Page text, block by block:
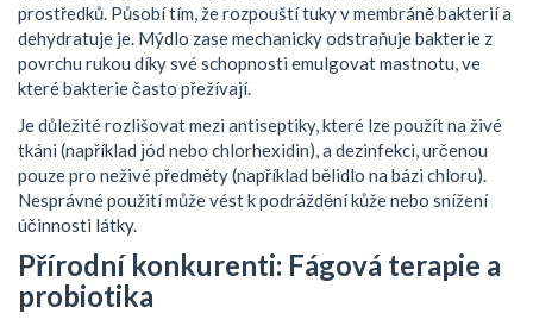
prostředků. Působí tím, že rozpouští tuky v membráně bakterií a
dehydratuje je. Mýdlo zase mechanicky odstraňuje bakterie z
povrchu rukou díky své schopnosti emulgovat mastnotu, ve
které bakterie často přežívají.
Je důležité rozlišovat mezi antiseptiky, které lze použít na živé
tkáni (například jód nebo chlorhexidin), a dezinfekci, určenou
pouze pro neživé předměty (například bělidlo na bázi chloru).
Nesprávné použití může vést k podráždění kůže nebo snížení
účinnosti látky.
Přírodní konkurenti: Fágová terapie a
probiotika